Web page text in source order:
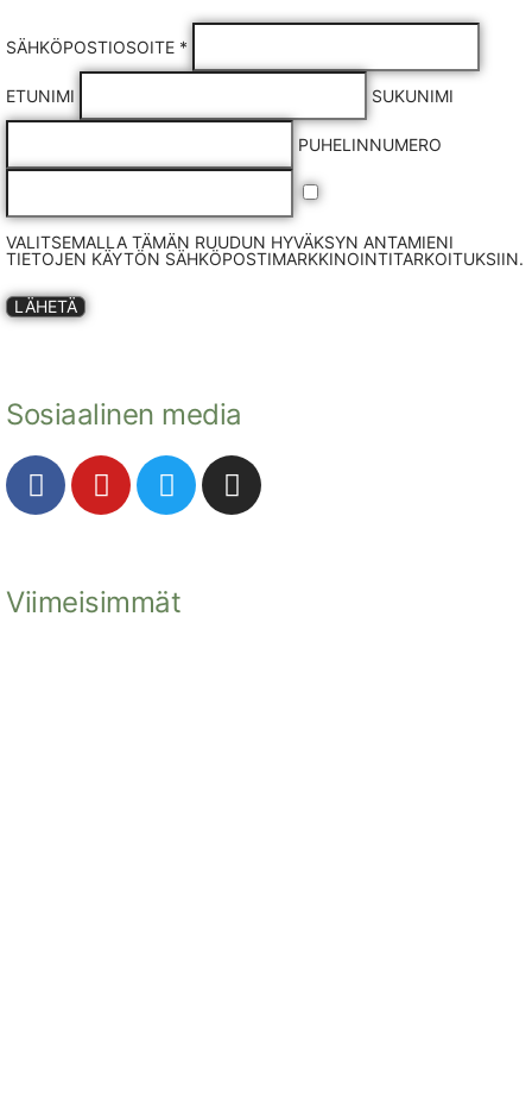
SÄHKÖPOSTIOSOITE *
ETUNIMI SUKUNIMI
PUHELINNUMERO
VALITSEMALLA TÄMÄN RUUDUN HYVÄKSYN ANTAMIENI
TIETOJEN KÄYTÖN SÄHKÖPOSTIMARKKINOINTITARKOITUKSIIN.
LÄHETÄ
Sosiaalinen media
Viimeisimmät